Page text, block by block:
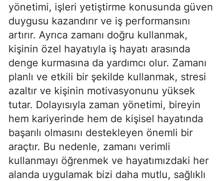
yönetimi, işleri yetiştirme konusunda güven
duygusu kazandırır ve iş performansını
artırır. Ayrıca zamanı doğru kullanmak,
kişinin özel hayatıyla iş hayatı arasında
denge kurmasına da yardımcı olur. Zamanı
planlı ve etkili bir şekilde kullanmak, stresi
azaltır ve kişinin motivasyonunu yüksek
tutar. Dolayısıyla zaman yönetimi, bireyin
hem kariyerinde hem de kişisel hayatında
başarılı olmasını destekleyen önemli bir
araçtır. Bu nedenle, zamanı verimli
kullanmayı öğrenmek ve hayatımızdaki her
alanda uygulamak bizi daha mutlu, sağlıklı